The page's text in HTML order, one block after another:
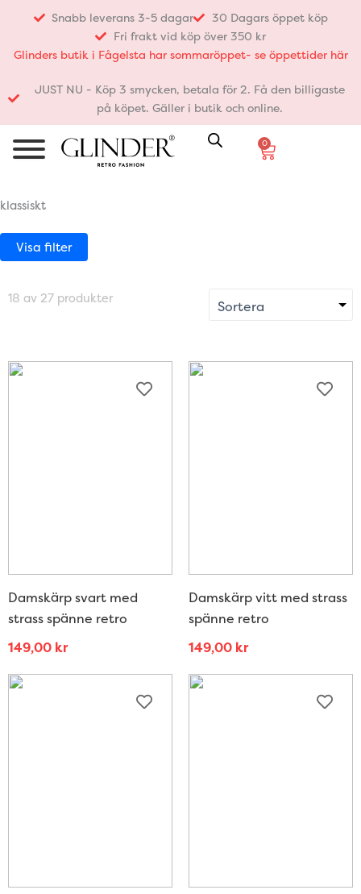
innehåll
Snabb leverans 3-5 dagar
30 Dagars öppet köp
Fri frakt vid köp över 350 kr
Glinders butik i Fågelsta har sommaröppet- se öppettider här
JUST NU - Köp 3 smycken, betala för 2. Få den billigaste
på köpet. Gäller i butik och online.
0
Varukorg
klassiskt
Visa filter
18 av 27 produkter
Damskärp svart med
strass spänne retro
149,00 kr
Damskärp vitt med strass
spänne retro
149,00 kr